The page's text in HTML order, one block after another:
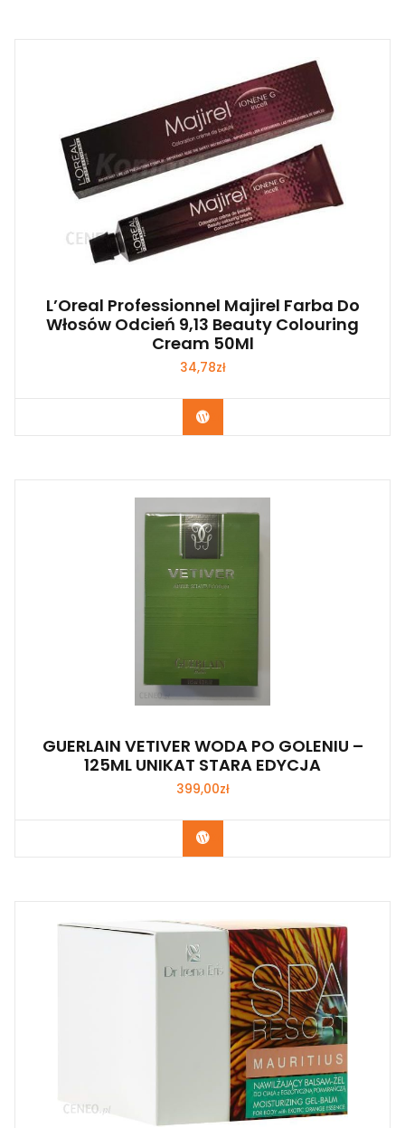
L’Oreal Professionnel Majirel Farba Do
Włosów Odcień 9,13 Beauty Colouring
Cream 50Ml
34,78zł
Zobacz
GUERLAIN VETIVER WODA PO GOLENIU –
125ML UNIKAT STARA EDYCJA
399,00zł
Zobacz